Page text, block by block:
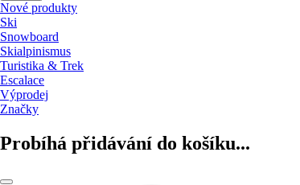
Nové produkty
Ski
Snowboard
Skialpinismus
Turistika & Trek
Escalace
Výprodej
Značky
Probíhá přidávání do košíku...